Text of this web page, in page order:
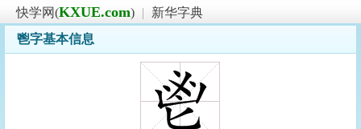
快学网(KXUE.com) |
新华字典
鬯字基本信息